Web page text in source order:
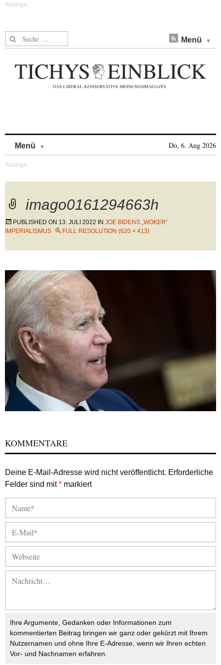
Suche nach: Menü
Menü Do, 6. Aug 2026
imago0161294663h
PUBLISHED ON 13. JULI 2022 IN JOE BIDENS „WOKER“
IMPERIALISMUS
FULL RESOLUTION (620 × 413)
KOMMENTARE
Deine E-Mail-Adresse wird nicht veröffentlicht. Erforderliche
Felder sind mit* markiert
Ihre Argumente, Gedanken oder Informationen zum
kommentierten Beitrag bringen wir ganz oder gekürzt mit Ihrem
Nutzernamen und ohne Ihre E-Adresse, wenn wir Ihren echten
Vor- und Nachnamen erfahren.